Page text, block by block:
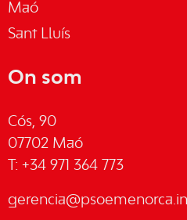
Maó
Sant Lluís
On som
Cós, 90
07702 Maó
T: +34 971 364 773